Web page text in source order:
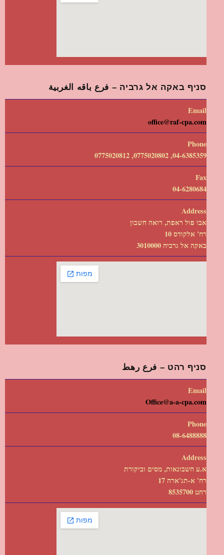
סניף באקה אל גרביה – فرع باقه الغربية
Email
office@raf-cpa.com
Phone
04-6385359, 0775020802, 0775020812
Fax
04-6280684
Address
אבו פול ראפת, רואה חשבון
רח' אלקודס 10
באקה אל גרביה 3010000
סניף רהט – فرع رهط
Email
Office@a-a-cpa.com
Phone
08-6488888
Address
א.ע חשבונאות, מסים וביקורת
רח' א-תג'ארה 17
רהט 8535700